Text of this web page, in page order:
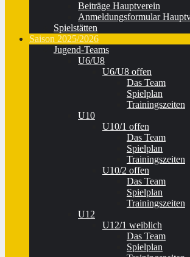
Beiträge Hauptverein
Anmeldungsformular
Spielstätten
Saison 2025/2026
Jugend-Teams
U6/U8
U6/U8 offen
Das Team
Spielplan
Trainingszeiten
U10
U10/1 offen
Das Team
Spielplan
Trainingszeiten
U10/2 offen
Das Team
Spielplan
Trainingszeiten
U12
U12/1 weiblich
Das Team
Spielplan